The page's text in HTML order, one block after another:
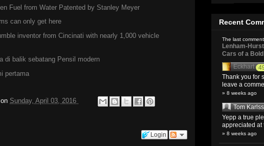
Fuel from Water Patented by Stanley Meyer
can only get here
inventor from Cincinati with nearly 1,000 vehicle
di balik sebatang Pensil modern
pertama
on Sunday, April 03, 2016
Login
Recent
The last
Lenham-
Cars of a
Eckhart
Thank you for
leave a
» 8 weeks ago
Tom
Yepp a true
appreciated at
» 8 weeks ago